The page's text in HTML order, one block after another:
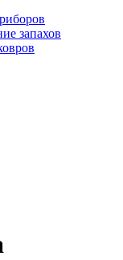
запахов